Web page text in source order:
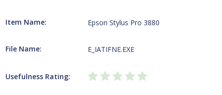
Item Name: Epson Stylus Pro 3880
File Name: E_IATIFNE.EXE
Usefulness Rating: